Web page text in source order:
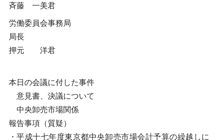
斉藤 一美君
労働委員会事務局
局長
押元 洋君
本日の会議に付した事件
意見書、決議について
中央卸売市場関係
報告事項（質疑）
・平成十七年度東京都中央卸売市場会計予算の繰越しに